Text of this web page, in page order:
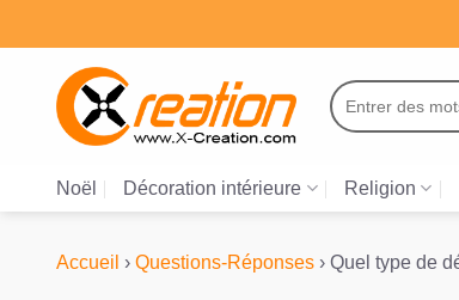
au
Recherche
pour :
Noël Décoration intérieure Religion
Accueil › Questions-Réponses › Quel type de